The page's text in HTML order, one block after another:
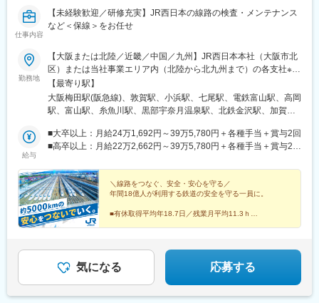
神戸三宮駅(阪神)、姫路駅、岡山駅前駅、胡町駅、高松築港駅、天
神南駅、辛島町駅、南公園駅、湊川駅、小路駅、常盤駅(岡山県)、
(地下鉄)、六本木一丁目駅、ＪＲ難波駅、観月橋駅、海老江駅、中
之島駅、なにわ橋駅、甘木駅(甘木鉄道線)、住之江公園駅、上前津
駅、久屋大通駅、平沼橋駅、国道駅、蒔田駅、赤羽岩淵駅、セン
ター北駅、勾当台公園駅、本笠寺駅、自由ケ丘駅(愛知県)、出島
駅、北１２条駅、あおば通駅、新千葉駅、神谷町駅、新高島駅、
日吉町駅、新浜松駅、名鉄名古屋駅、梅田駅(地下鉄)、富山駅、京
都河原町駅、三ノ宮駅、西川緑道公園駅、銀山町駅、西鉄福岡
駅、西辛島町駅、市民広場駅、三滝駅、舟入本町駅、花田口駅、
麻布十番駅、大国町駅、桃山御陵前駅、野田駅(阪神線)、肥後橋
前、五島町駅
仕事内容
【未経験歓迎／研修充実】JR西日本の線路の検査・メンテナンス
など＜保線＞をお任せ
勤務地
【大阪または北陸／近畿／中国／九州】JR西日本本社（大阪市北
区）または当社事業エリア内（北陸から北九州まで）の各支社※可
能な限り希望に沿って配属します※I・Uターン歓迎※受動喫煙対
策：敷地内喫煙可能場所あり■北陸新潟県（糸魚川）富山県（富
山、高岡）石川県（金沢、七尾、羽咋、白山、加賀）福井県（福
府（京都、福知山）大阪府（大阪、高槻、堺）兵庫県（神戸、明
石、姫路、加古川、豊岡、神崎郡神河町、丹波篠山）奈良県（奈
気郡和気町、笠岡、新見、総社、倉敷、津山）鳥取県（米子、鳥
取）島根県（松江、浜田、出雲）広島県（広島、福山、三原）山
口県（山口、周南、下関）■九州福岡県（福岡)
【最寄り駅】
大阪梅田駅(阪急線)、敦賀駅、小浜駅、七尾駅、電鉄富山駅、高岡
駅、富山駅、糸魚川駅、黒部宇奈月温泉駅、北鉄金沢駅、加賀笠
津駅(滋賀県)、米原駅、近江八幡駅、貴生川駅、堅田駅、近江今津
駅、近江塩津駅、京都駅、東野駅(京都府)、新田駅(京都府)、亀岡
(大阪府・阪急線)、西中島南方駅、尼崎駅(東海道本線)、川西池田
駅、天王寺駅、森ノ宮駅、京橋駅(大阪府)、四天王寺前夕陽ケ丘
駅、富木駅、日根野駅、王寺駅、木津駅(京都府)、津田駅、伊賀上
野駅、高田駅(奈良県)、兵庫駅、芦屋駅(東海道本線)、西明石駅、
姫路駅、加古川駅、西脇市駅、相生駅(兵庫県)、太市駅、和歌山
知山駅、綾部駅、篠山口駅、豊岡駅(兵庫県)、寺前駅、大阪阿部野
橋駅、ハーバーランド駅、瀬戸駅、和気駅、備前三門駅、津山
給与
■大卒以上：月給24万1,692円～39万5,780円＋各種手当＋賞与2回
■高卒以上：月給22万2,662円～39万5,780円＋各種手当＋賞与2回
なります※京阪神地区以外の勤務地の場合は、月給（大卒以上）
23万706円以上、月給（高卒以上）21万2,541円以上となります※
上記基本給と別途、諸手当として扶養・職務・時間外・通勤手当
等を支給します……入社時年収例……大卒、月15時間相当の時間
外労働手当、賞与5.3ヵ月分（2025年度）を含む・社会人経験 5
500万円程度～・社会人経験 15年：入社時年収 540万円程度～・
社会人経験 20年：入社時年収 590万円程度～・社会人経験 25
年：入社時年収 600万円程度～
＼線路をつなぐ、安全・安心を守る／
年間18億人が利用する鉄道の安全を守る一員に。
■有休取得平均年18.7日／残業月平均11.3ｈ
気になる 応募する